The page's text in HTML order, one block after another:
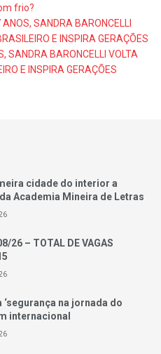
frio?
SANDRA BARONCELLI
E INSPIRA GERAÇÕES
SANDRA BARONCELLI VOLTA
E INSPIRA GERAÇÕES
cidade do interior a
Academia Mineira de Letras
26 – TOTAL DE VAGAS
‘segurança na jornada do
internacional